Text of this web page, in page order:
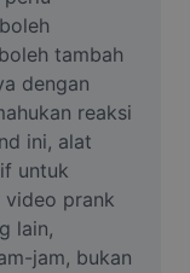
tambah
dengan
reaksi
ini, alat
untuk
video prank
lain,
jam, bukan